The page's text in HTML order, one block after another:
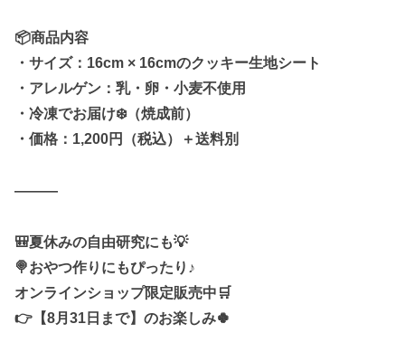
📦商品内容
・サイズ：16cm × 16cmのクッキー生地シート
・アレルゲン：乳・卵・小麦不使用
・冷凍でお届け❄️（焼成前）
・価格：1,200円（税込）＋送料別
———
🎒夏休みの自由研究にも💡
🍭おやつ作りにもぴったり♪
オンラインショップ限定販売中🛒
👉【8月31日まで】のお楽しみ🍀